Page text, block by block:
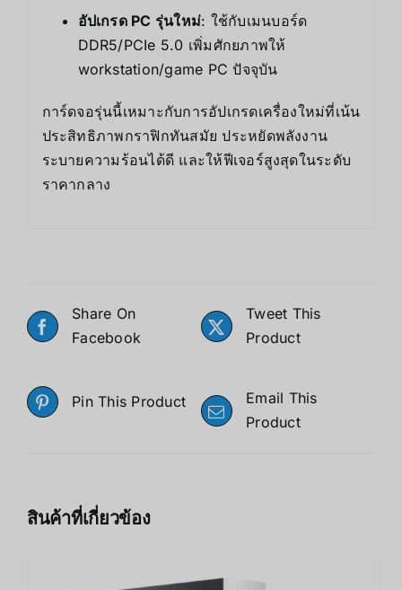
อัปเกรด PC รุ่นใหม่: ใช้กับเมนบอร์ด
DDR5/PCIe 5.0 เพิ่มศักยภาพให้
workstation/game PC ปัจจุบัน
การ์ดจอรุ่นนี้เหมาะกับการอัปเกรดเครื่องใหม่ที่เน้น
ประสิทธิภาพกราฟิกทันสมัย ประหยัดพลังงาน
ระบายความร้อนได้ดี และให้ฟีเจอร์สูงสุดในระดับ
ราคากลาง
Share On
Facebook
Tweet This
Product
Pin This Product
Email This
Product
สินค้าที่เกี่ยวข้อง